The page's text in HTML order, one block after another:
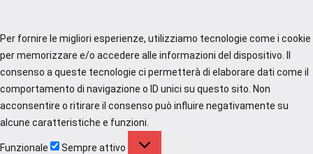
Per fornire le migliori esperienze, utilizziamo tecnologie come i cookie
per memorizzare e/o accedere alle informazioni del dispositivo. Il
consenso a queste tecnologie ci permetterà di elaborare dati come il
comportamento di navigazione o ID unici su questo sito. Non
acconsentire o ritirare il consenso può influire negativamente su
alcune caratteristiche e funzioni.
Funzionale Sempre attivo